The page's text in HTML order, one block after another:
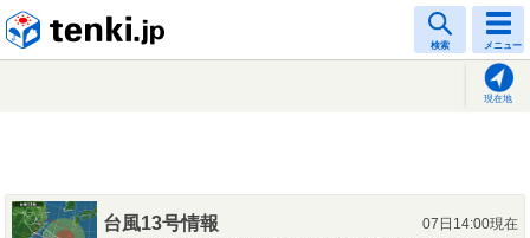
検索 メニュー
現在地
台風13号情報
07日14:00現在